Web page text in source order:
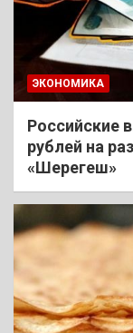
ЭКОНОМИКА
Российские
рублей на
«Шерегеш»